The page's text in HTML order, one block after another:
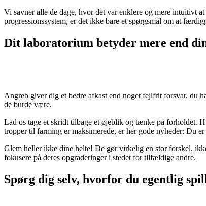
Vi savner alle de dage, hvor det var enklere og mere intuitivt
progressionssystem, er det ikke bare et spørgsmål om at
Dit laboratorium betyder mere end
Angreb giver dig et bedre afkast end noget fejlfrit forsvar, du
de burde være.
Lad os tage et skridt tilbage et øjeblik og tænke på forholdet.
tropper til farming er maksimerede, er her gode nyheder: Du
Glem heller ikke dine helte! De gør virkelig en stor forskel,
fokusere på deres opgraderinger i stedet for tilfældige andre.
Spørg dig selv, hvorfor du egentlig